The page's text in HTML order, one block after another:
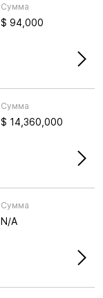
Сумма
$ 94,000
Сумма
$ 14,360,000
Сумма
N/A